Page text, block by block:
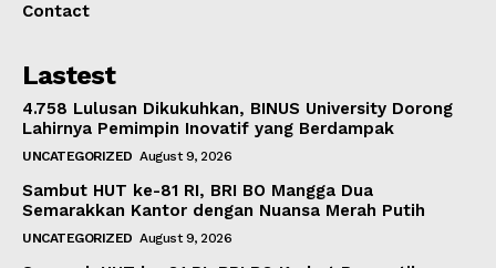
Contact
Lastest
4.758 Lulusan Dikukuhkan, BINUS University Dorong
Lahirnya Pemimpin Inovatif yang Berdampak
UNCATEGORIZED August 9, 2026
Sambut HUT ke-81 RI, BRI BO Mangga Dua
Semarakkan Kantor dengan Nuansa Merah Putih
UNCATEGORIZED August 9, 2026